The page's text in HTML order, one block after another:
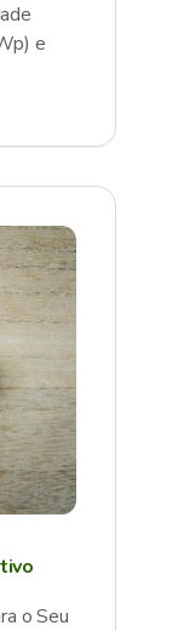
e
o Seu